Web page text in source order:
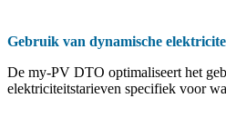
Gebruik van dynamische
De my-PV DTO optimaliseert het
elektriciteitstarieven specifiek voor